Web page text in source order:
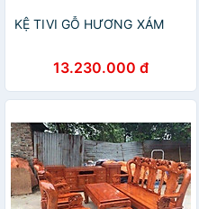
KỆ TIVI GỖ HƯƠNG XÁM
13.230.000 đ